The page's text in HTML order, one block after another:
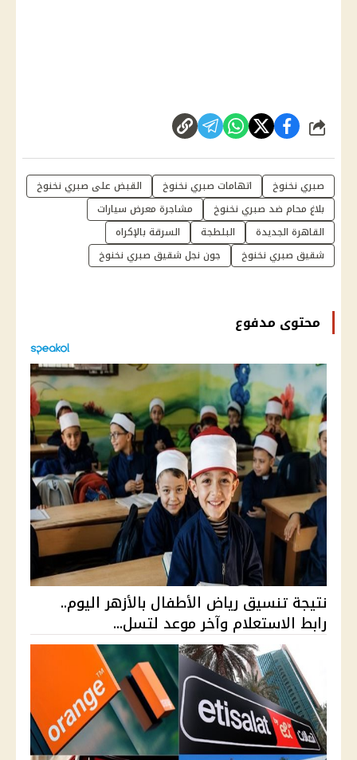
شارك
صبري نخنوخ اتهامات صبري نخنوخ
القبض على صبري نخنوخ
بلاغ محام ضد صبري نخنوخ
مشاجرة معرض سيارات
القاهرة الجديدة
البلطجة
السرقة بالإكراه
شقيق صبري نخنوخ
جون نجل شقيق صبري نخنوخ
محتوى مدفوع
نتيجة تنسيق رياض الأطفال بالأزهر اليوم..
رابط الاستعلام وآخر موعد لتسل...